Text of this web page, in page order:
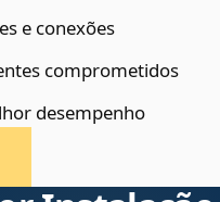
e conexões
comprometidos
desempenho